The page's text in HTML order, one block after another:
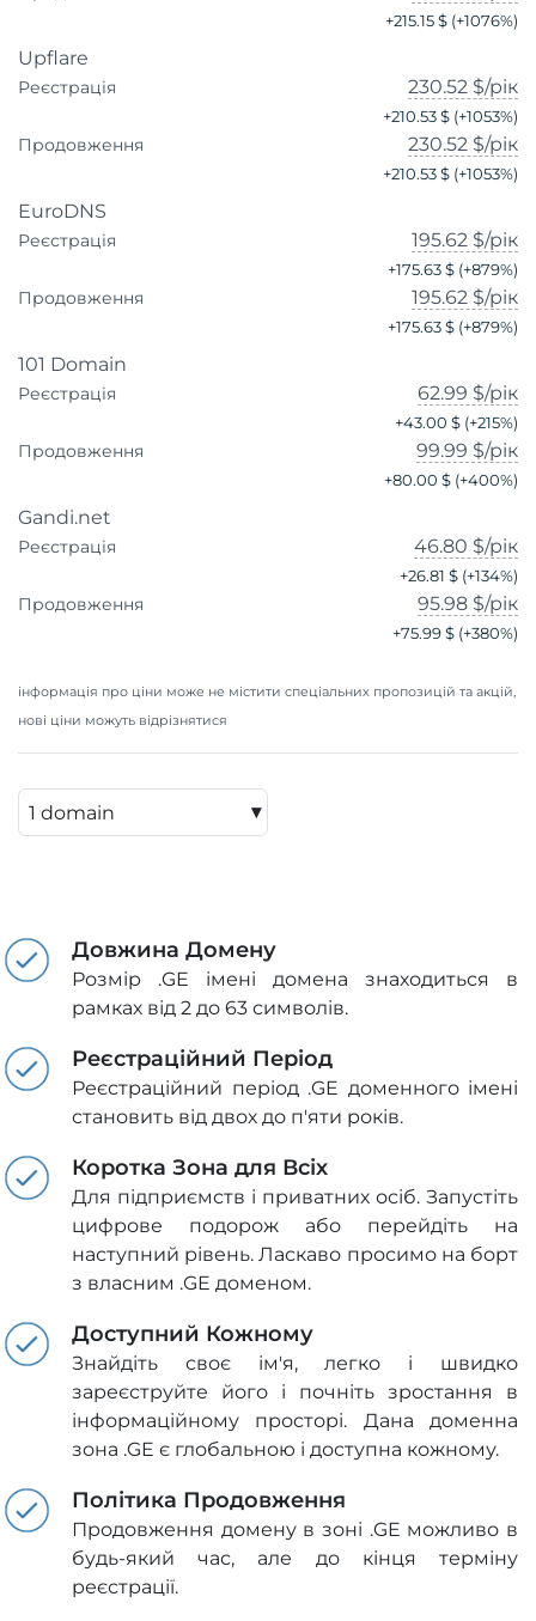
+215.15 $ (+1076%)
Upflare
Реєстрація 230.52 $/рік
+210.53 $ (+1053%)
Продовження 230.52 $/рік
+210.53 $ (+1053%)
EuroDNS
Реєстрація 195.62 $/рік
+175.63 $ (+879%)
Продовження 195.62 $/рік
+175.63 $ (+879%)
101 Domain
Реєстрація 62.99 $/рік
+43.00 $ (+215%)
Продовження 99.99 $/рік
+80.00 $ (+400%)
Gandi.net
Реєстрація 46.80 $/рік
+26.81 $ (+134%)
Продовження 95.98 $/рік
+75.99 $ (+380%)
інформація про ціни може не містити спеціальних пропозицій та акцій,
нові ціни можуть відрізнятися
▾
Довжина Домену
Розмір .GE імені домена знаходиться в
рамках від 2 до 63 символів.
Реєстраційний Період
Реєстраційний період .GE доменного імені
становить від двох до п'яти років.
Коротка Зона для Всіх
Для підприємств і приватних осіб. Запустіть
цифрове подорож або перейдіть на
наступний рівень. Ласкаво просимо на борт
з власним .GE доменом.
Доступний Кожному
Знайдіть своє ім'я, легко і швидко
зареєструйте його і почніть зростання в
інформаційному просторі. Дана доменна
зона .GE є глобальною і доступна кожному.
Політика Продовження
Продовження домену в зоні .GE можливо в
будь-який час, але до кінця терміну
реєстрації.